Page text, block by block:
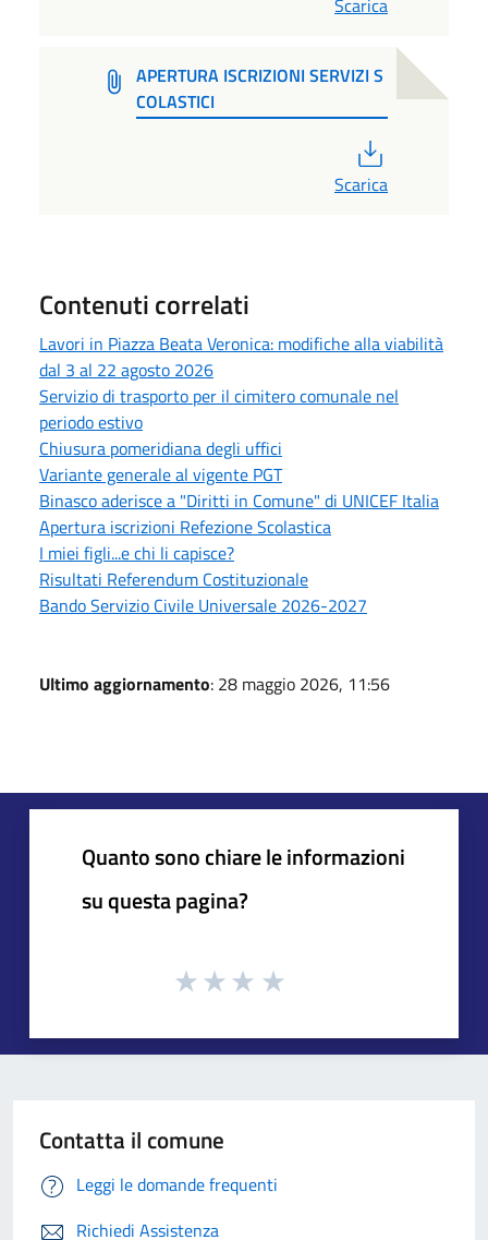
APERTURA ISCRIZIONI SERVIZI S
COLASTICI
Scarica
Contenuti correlati
Lavori in Piazza Beata Veronica: modifiche alla viabilità
dal 3 al 22 agosto 2026
Servizio di trasporto per il cimitero comunale nel
periodo estivo
Chiusura pomeridiana degli uffici
Variante generale al vigente PGT
Binasco aderisce a "Diritti in Comune" di UNICEF Italia
Apertura iscrizioni Refezione Scolastica
I miei figli...e chi li capisce?
Risultati Referendum Costituzionale
Bando Servizio Civile Universale 2026-2027
Ultimo aggiornamento: 28 maggio 2026, 11:56
Quanto sono chiare le informazioni
su questa pagina?
Contatta il comune
Leggi le domande frequenti
Richiedi Assistenza